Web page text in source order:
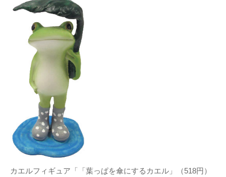
カエルフィギュア「「葉っぱを傘にするカエル」（518円）